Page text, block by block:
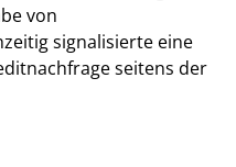
von
signalisierte eine
seitens der